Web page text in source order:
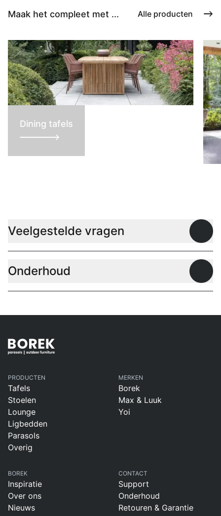
Maak het compleet met ... Alle producten
Dining tafels
Veelgestelde vragen
Onderhoud
PRODUCTEN
Tafels
Stoelen
Lounge
Ligbedden
Parasols
Overig
MERKEN
Borek
Max & Luuk
Yoi
BOREK
Inspiratie
Over ons
Nieuws
CONTACT
Support
Onderhoud
Retouren & Garantie